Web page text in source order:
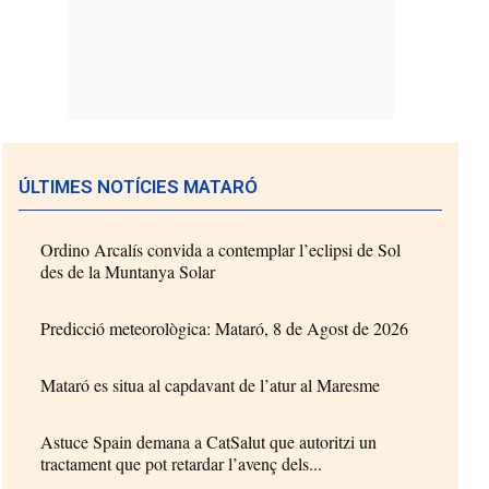
ÚLTIMES NOTÍCIES MATARÓ
Ordino Arcalís convida a contemplar l’eclipsi de Sol
des de la Muntanya Solar
Predicció meteorològica: Mataró, 8 de Agost de 2026
Mataró es situa al capdavant de l’atur al Maresme
Astuce Spain demana a CatSalut que autoritzi un
tractament que pot retardar l’avenç dels...